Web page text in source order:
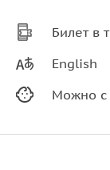
Билет в
English
Можно с